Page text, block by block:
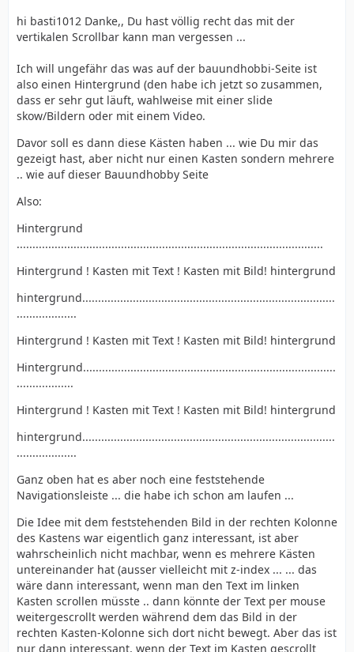
hi basti1012 Danke,, Du hast völlig recht das mit der
vertikalen Scrollbar kann man vergessen ...
Ich will ungefähr das was auf der bauundhobbi-Seite ist
also einen Hintergrund (den habe ich jetzt so zusammen,
dass er sehr gut läuft, wahlweise mit einer slide
skow/Bildern oder mit einem Video.
Davor soll es dann diese Kästen haben ... wie Du mir das
gezeigt hast, aber nicht nur einen Kasten sondern mehrere
.. wie auf dieser Bauundhobby Seite
Also:
Hintergrund
.................................................................................................
Hintergrund ! Kasten mit Text ! Kasten mit Bild! hintergrund
hintergrund................................................................................
...................
Hintergrund ! Kasten mit Text ! Kasten mit Bild! hintergrund
Hintergrund................................................................................
..................
Hintergrund ! Kasten mit Text ! Kasten mit Bild! hintergrund
hintergrund................................................................................
...................
Ganz oben hat es aber noch eine feststehende
Navigationsleiste ... die habe ich schon am laufen ...
Die Idee mit dem feststehenden Bild in der rechten Kolonne
des Kastens war eigentlich ganz interessant, ist aber
wahrscheinlich nicht machbar, wenn es mehrere Kästen
untereinander hat (ausser vielleicht mit z-index ... ... das
wäre dann interessant, wenn man den Text im linken
Kasten scrollen müsste .. dann könnte der Text per mouse
weitergescrollt werden während dem das Bild in der
rechten Kasten-Kolonne sich dort nicht bewegt. Aber das ist
nur dann interessant, wenn der Text im Kasten gescrollt